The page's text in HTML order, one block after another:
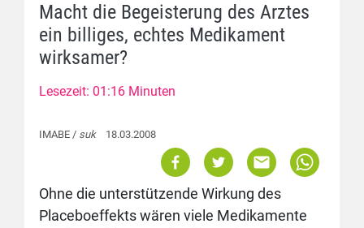
Macht die Begeisterung des Arztes
ein billiges, echtes Medikament
wirksamer?
Lesezeit: 01:16 Minuten
IMABE / suk18.03.2008
Ohne die unterstützende Wirkung des
Placeboeffekts wären viele Medikamente